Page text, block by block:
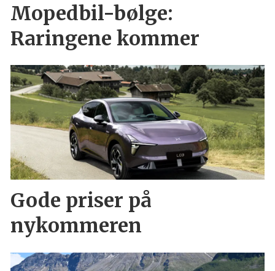
Mopedbil-bølge:
Raringene kommer
Gode priser på
nykommeren